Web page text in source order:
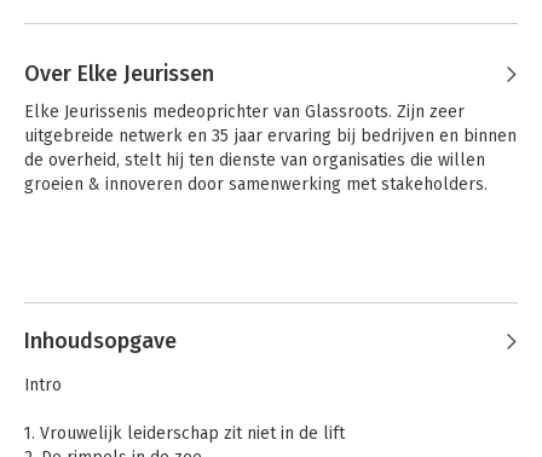
Over Elke Jeurissen
Elke Jeurissenis medeoprichter van Glassroots. Zijn zeer
uitgebreide netwerk en 35 jaar ervaring bij bedrijven en binnen
de overheid, stelt hij ten dienste van organisaties die willen
groeien & innoveren door samenwerking met stakeholders.
Inhoudsopgave
Intro
1. Vrouwelijk leiderschap zit niet in de lift